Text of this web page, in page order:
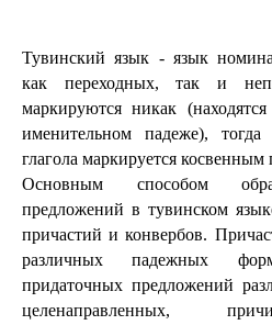
Тувинский язык - язык
как переходных, так и
маркируются никак
именительном падеже), тогда
глагола маркируется косвенным
Основным способом
предложений в тувинском
причастий и конвербов.
различных падежных
придаточных предложений
целенаправленных,